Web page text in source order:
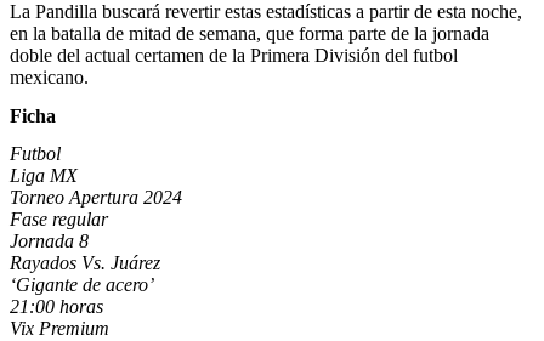
La Pandilla buscará revertir estas estadísticas a partir de esta noche,
en la batalla de mitad de semana, que forma parte de la jornada
doble del actual certamen de la Primera División del futbol
mexicano.
Ficha
Futbol
Liga MX
Torneo Apertura 2024
Fase regular
Jornada 8
Rayados Vs. Juárez
‘Gigante de acero’
21:00 horas
Vix Premium